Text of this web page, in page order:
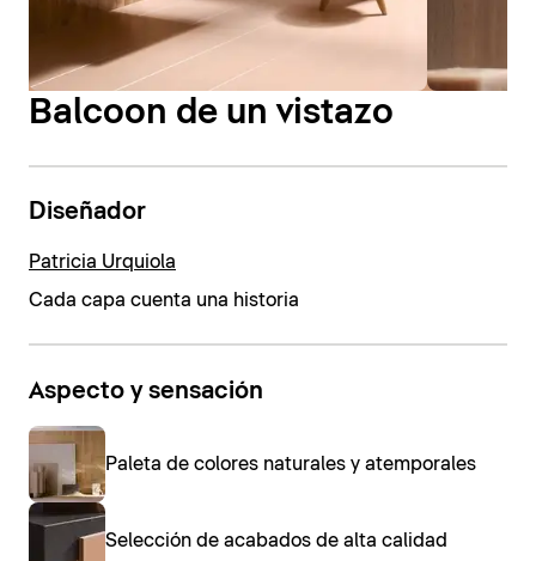
Balcoon de un vistazo
Diseñador
Patricia Urquiola
Cada capa cuenta una historia
Aspecto y sensación
Paleta de colores naturales y atemporales
Selección de acabados de alta calidad